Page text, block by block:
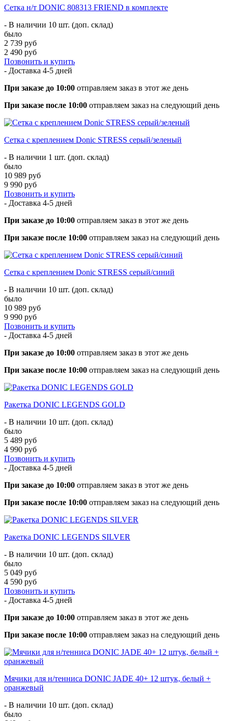
Сетка н/т DONIC 808313 FRIEND в комплекте
- В наличии 10 шт. (доп. склад)
было
2 739 руб
2 490 руб
Позвонить и купить
- Доставка 4-5 дней
При заказе до 10:00 отправляем заказ в этот же день
При заказе после 10:00 отправляем заказ на следующий день
Сетка с креплением Donic STRESS серый/зеленый
- В наличии 1 шт. (доп. склад)
было
10 989 руб
9 990 руб
Позвонить и купить
- Доставка 4-5 дней
При заказе до 10:00 отправляем заказ в этот же день
При заказе после 10:00 отправляем заказ на следующий день
Сетка с креплением Donic STRESS серый/синий
- В наличии 10 шт. (доп. склад)
было
10 989 руб
9 990 руб
Позвонить и купить
- Доставка 4-5 дней
При заказе до 10:00 отправляем заказ в этот же день
При заказе после 10:00 отправляем заказ на следующий день
Ракетка DONIC LEGENDS GOLD
- В наличии 10 шт. (доп. склад)
было
5 489 руб
4 990 руб
Позвонить и купить
- Доставка 4-5 дней
При заказе до 10:00 отправляем заказ в этот же день
При заказе после 10:00 отправляем заказ на следующий день
Ракетка DONIC LEGENDS SILVER
- В наличии 10 шт. (доп. склад)
было
5 049 руб
4 590 руб
Позвонить и купить
- Доставка 4-5 дней
При заказе до 10:00 отправляем заказ в этот же день
При заказе после 10:00 отправляем заказ на следующий день
Мячики для н/тенниса DONIC JADE 40+ 12 штук, белый +
оранжевый
- В наличии 10 шт. (доп. склад)
было